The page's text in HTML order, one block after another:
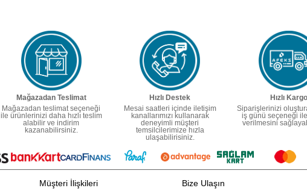
Mağazadan Teslimat
Mağazadan teslimat seçeneği
ile ürünlerinizi daha hızlı teslim
alabilir ve indirim
kazanabilirsiniz.
Hızlı Destek
Mesai saatleri içinde iletişim
kanallarımızı kullanarak
deneyimli müşteri
temsilcilerimize hızla
ulaşabilirisiniz.
Hızlı Kargo
Siparişlerinizi
iş günü seçeneği
verilmesini
Müşteri İlişkileri Bize Ulaşın